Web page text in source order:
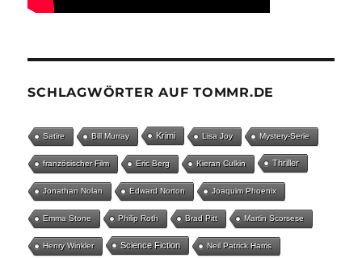
SCHLAGWÖRTER AUF TOMMR.DE
Satire Bill Murray Krimi Lisa Joy Mystery-Serie
französischer Film Eric Berg Kieran Culkin Thriller
Jonathan Nolan Edward Norton Joaquim Phoenix
Emma Stone Philip Roth Brad Pitt Martin Scorsese
Henry Winkler Science Fiction Neil Patrick Harris